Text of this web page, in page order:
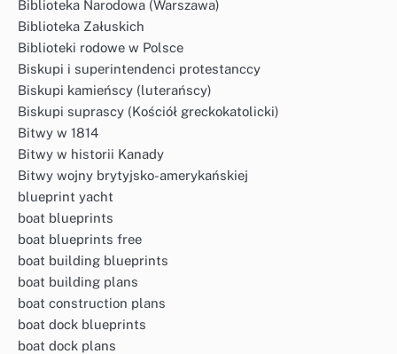
Biblioteka Narodowa (Warszawa)
Biblioteka Załuskich
Biblioteki rodowe w Polsce
Biskupi i superintendenci protestanccy
Biskupi kamieńscy (luterańscy)
Biskupi suprascy (Kościół greckokatolicki)
Bitwy w 1814
Bitwy w historii Kanady
Bitwy wojny brytyjsko-amerykańskiej
blueprint yacht
boat blueprints
boat blueprints free
boat building blueprints
boat building plans
boat construction plans
boat dock blueprints
boat dock plans